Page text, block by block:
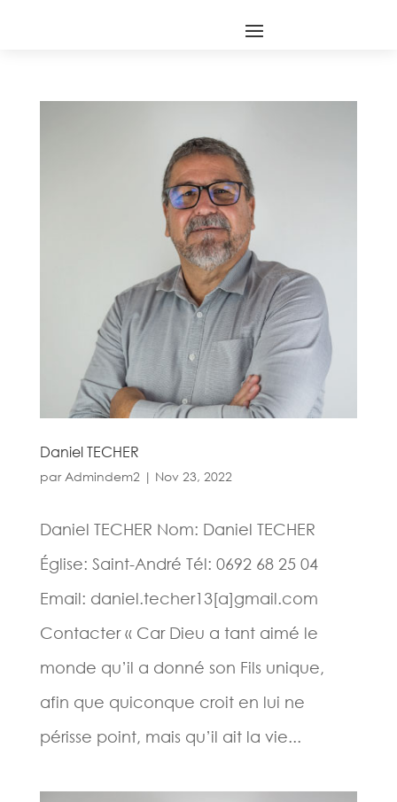
Daniel TECHER
parAdmindem2| Nov 23, 2022
Daniel TECHER Nom: Daniel TECHER
Église: Saint-André Tél: 0692 68 25 04
Email: daniel.techer13[a]gmail.com
Contacter « Car Dieu a tant aimé le
monde qu’il a donné son Fils unique,
afin que quiconque croit en lui ne
périsse point, mais qu’il ait la vie...